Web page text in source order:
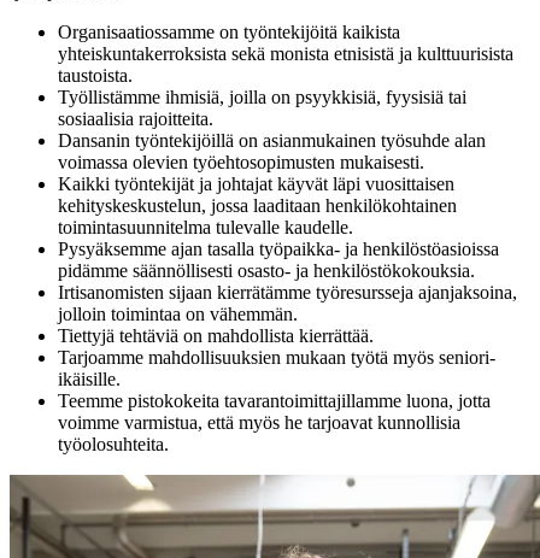
Organisaatiossamme on työntekijöitä kaikista
yhteiskuntakerroksista sekä monista etnisistä ja kulttuurisista
taustoista.
Työllistämme ihmisiä, joilla on psyykkisiä, fyysisiä tai
sosiaalisia rajoitteita.
Dansanin työntekijöillä on asianmukainen työsuhde alan
voimassa olevien työehtosopimusten mukaisesti.
Kaikki työntekijät ja johtajat käyvät läpi vuosittaisen
kehityskeskustelun, jossa laaditaan henkilökohtainen
toimintasuunnitelma tulevalle kaudelle.
Pysyäksemme ajan tasalla työpaikka- ja henkilöstöasioissa
pidämme säännöllisesti osasto- ja henkilöstökokouksia.
Irtisanomisten sijaan kierrätämme työresursseja ajanjaksoina,
jolloin toimintaa on vähemmän.
Tiettyjä tehtäviä on mahdollista kierrättää.
Tarjoamme mahdollisuuksien mukaan työtä myös seniori-
ikäisille.
Teemme pistokokeita tavarantoimittajillamme luona, jotta
voimme varmistua, että myös he tarjoavat kunnollisia
työolosuhteita.